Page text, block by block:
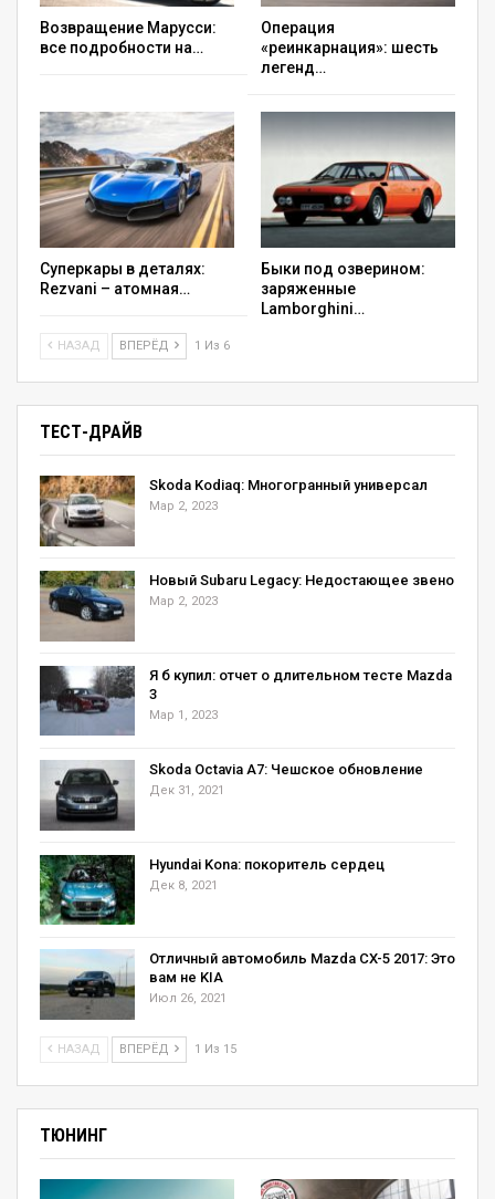
Возвращение Марусси:
все подробности на…
Операция
«реинкарнация»: шесть
легенд…
Суперкары в деталях:
Rezvani – атомная…
Быки под озверином:
заряженные
Lamborghini…
НАЗАД ВПЕРЁД 1 Из 6
ТЕСТ-ДРАЙВ
Skoda Kodiaq: Многогранный универсал
Мар 2, 2023
Новый Subaru Legacy: Недостающее звено
Мар 2, 2023
Я б купил: отчет о длительном тесте Mazda
3
Мар 1, 2023
Skoda Octavia А7: Чешское обновление
Дек 31, 2021
Hyundai Kona: покоритель сердец
Дек 8, 2021
Отличный автомобиль Mazda CX-5 2017: Это
вам не KIA
Июл 26, 2021
НАЗАД ВПЕРЁД 1 Из 15
ТЮНИНГ